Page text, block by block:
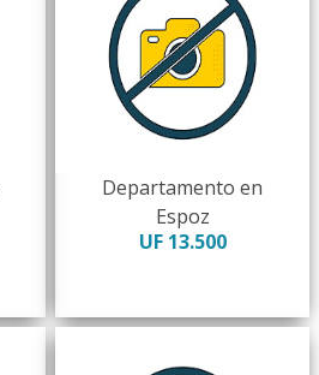
Departamento en
Espoz
UF 13.500